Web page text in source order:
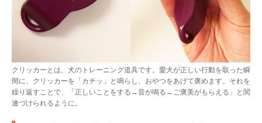
クリッカーとは、犬のトレーニング道具です。愛犬が正しい行動を取った瞬
間に、クリッカーを「カチッ」と鳴らし、おやつをあげて褒めます。それを
繰り返すことで、「正しいことをする→音が鳴る→ご褒美がもらえる」と関
連づけられるように。